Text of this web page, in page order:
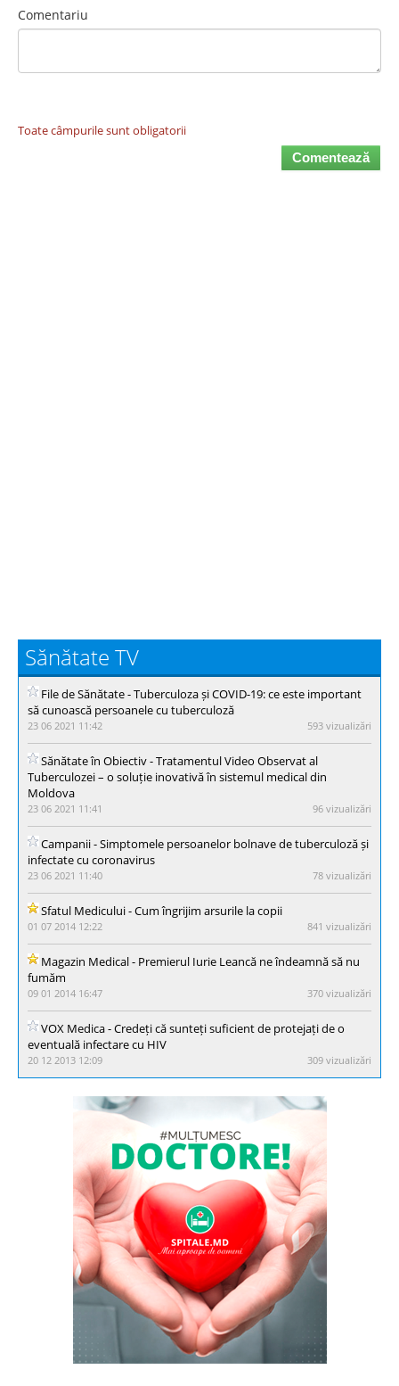
Comentariu
Toate câmpurile sunt obligatorii
Comentează
Sănătate TV
File de Sănătate - Тuberculoza și COVID-19: ce este important
să cunoască persoanele cu tuberculoză
23 06 2021 11:42 593 vizualizări
Sănătate în Obiectiv - Tratamentul Video Observat al
Tuberculozei – o soluție inovativă în sistemul medical din
Moldova
23 06 2021 11:41 96 vizualizări
Campanii - Simptomele persoanelor bolnave de tuberculoză și
infectate cu coronavirus
23 06 2021 11:40 78 vizualizări
Sfatul Medicului - Cum îngrijim arsurile la copii
01 07 2014 12:22 841 vizualizări
Magazin Medical - Premierul Iurie Leancă ne îndeamnă să nu
fumăm
09 01 2014 16:47 370 vizualizări
VOX Medica - Credeți că sunteți suficient de protejați de o
eventuală infectare cu HIV
20 12 2013 12:09 309 vizualizări